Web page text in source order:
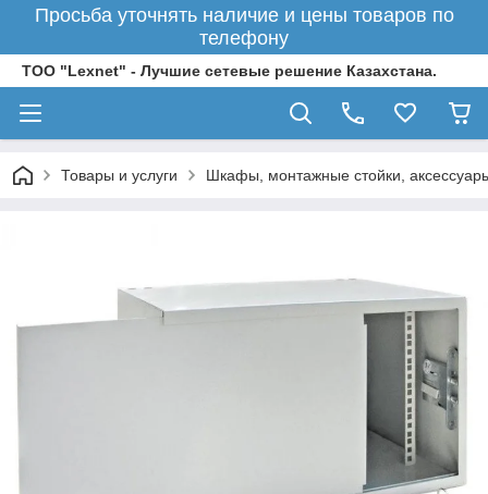
Просьба уточнять наличие и цены товаров по
телефону
ТОО "Lexnet" - Лучшие сетевые решение Казахстана.
Товары и услуги Шкафы, монтажные стойки,